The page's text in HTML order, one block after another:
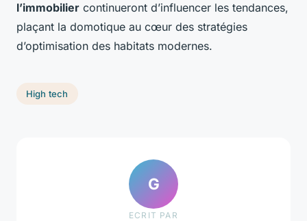
l’immobilier continueront d’influencer les tendances,
plaçant la domotique au cœur des stratégies
d’optimisation des habitats modernes.
High tech
G
ECRIT PAR